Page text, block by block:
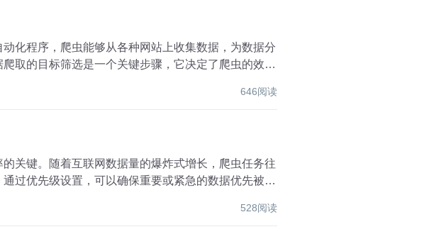
化程序，爬虫能够从各种网站上收集数据，为数据分
取的目标筛选是一个关键步骤，它决定了爬虫的效
646阅读
关键。随着互联网数据量的爆炸式增长，爬虫任务往
过优先级设置，可以确保重要或紧急的数据优先被采
528阅读